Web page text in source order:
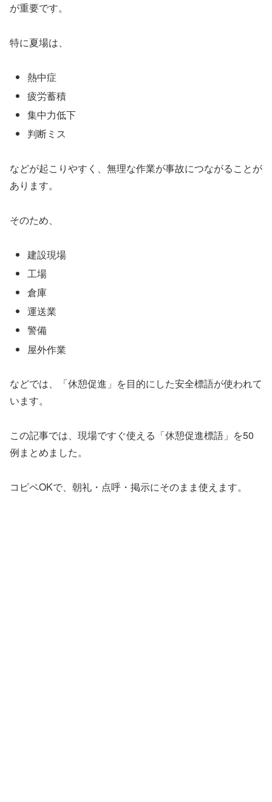
が重要です。
特に夏場は、
熱中症
疲労蓄積
集中力低下
判断ミス
などが起こりやすく、無理な作業が事故につながることが
あります。
そのため、
建設現場
工場
倉庫
運送業
警備
屋外作業
などでは、「休憩促進」を目的にした安全標語が使われて
います。
この記事では、現場ですぐ使える「休憩促進標語」を50
例まとめました。
コピペOKで、朝礼・点呼・掲示にそのまま使えます。